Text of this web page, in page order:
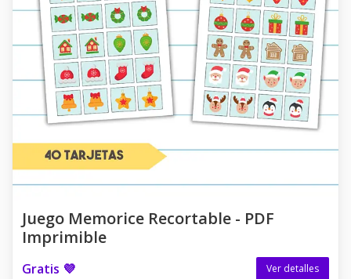
Juego Memorice Recortable - PDF
Imprimible
Gratis 💜 Ver detalles